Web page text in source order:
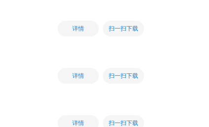
详情 扫一扫下载
详情 扫一扫下载
详情 扫一扫下载